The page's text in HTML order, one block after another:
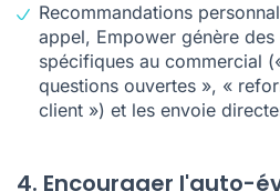
Recommandations
appel, Empower génère
spécifiques au commercial
questions ouvertes », «
client ») et les envoie
4. Encourager l'auto-